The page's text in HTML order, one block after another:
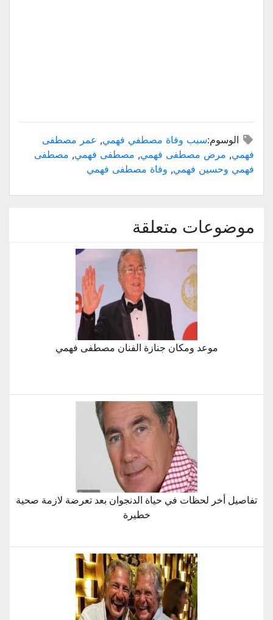
الوسوم:سبب وفاة مصطفي فهمي, عمر مصطفى
فهمي, مرض مصطفى فهمي, مصطفى فهمي, مصطفى
فهمي وحسين فهمي, وفاة مصطفى فهمي
موضوعات متعلقة
موعد ومكان جنازة الفنان مصطفى فهمي
تفاصيل أخر لحظات في حياة الدنجوان بعد تعرضة لازمة صحية
خطيرة